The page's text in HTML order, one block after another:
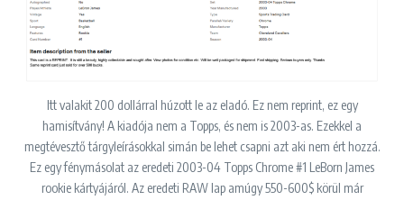
Itt valakit 200 dollárral húzott le az eladó. Ez nem reprint, ez egy
hamisítvány! A kiadója nem a Topps, és nem is 2003-as. Ezekkel a
megtévesztő tárgyleírásokkal simán be lehet csapni azt aki nem ért hozzá.
Ez egy fénymásolat az eredeti 2003-04 Topps Chrome #1 LeBorn James
rookie kártyájáról. Az eredeti RAW lap amúgy 550-600$ körül már